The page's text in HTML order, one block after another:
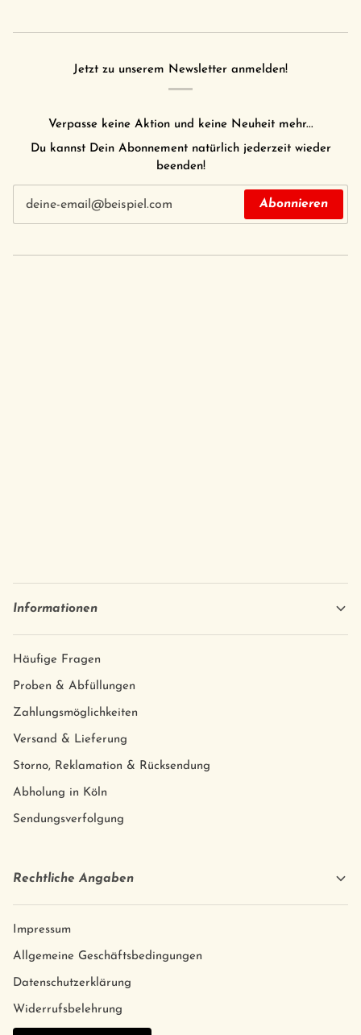
Jetzt zu unserem Newsletter anmelden!
Verpasse keine Aktion und keine Neuheit mehr...
Du kannst Dein Abonnement natürlich jederzeit wieder
beenden!
Abonnieren
Informationen
Häufige Fragen
Proben & Abfüllungen
Zahlungsmöglichkeiten
Versand & Lieferung
Storno, Reklamation & Rücksendung
Abholung in Köln
Sendungsverfolgung
Rechtliche Angaben
Impressum
Allgemeine Geschäftsbedingungen
Datenschutzerklärung
Widerrufsbelehrung